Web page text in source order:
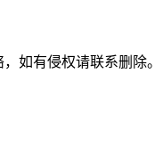
如有侵权请联系删除。